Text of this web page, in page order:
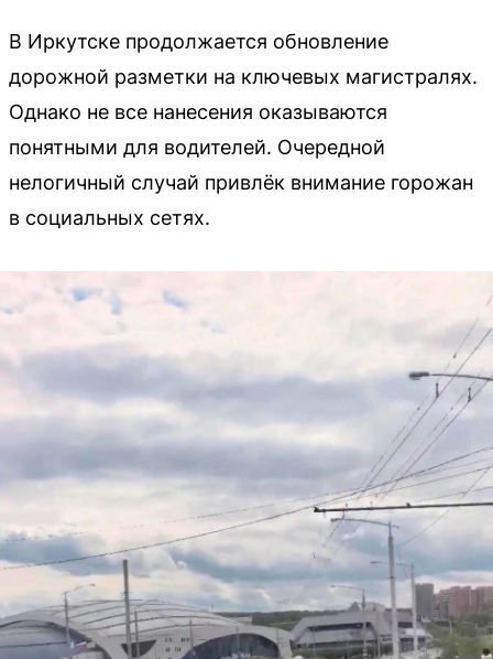
В Иркутске продолжается обновление
дорожной разметки на ключевых магистралях.
Однако не все нанесения оказываются
понятными для водителей. Очередной
нелогичный случай привлёк внимание горожан
в социальных сетях.